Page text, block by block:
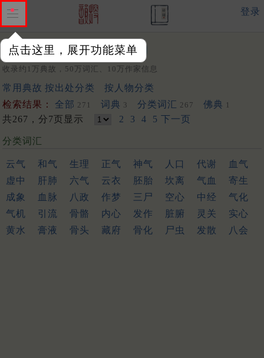
点击这里，展开功能菜单
登录
关键词：
收录约1万典故，50万词汇、10万作家信息
常用典故 按出处分类
按人物分类
检索结果：
全部 271 词典 3 分类词汇 267 佛典 1
共267，分7页显示 2 3 4 5 下一页
分类词汇
云气 和气 生理 正气 神气 人口 代谢
血气
虚中
肝肺 六气 云衣 胚胎 坎离 气血
寄生
成象
血脉 八政 作梦 三尸 空心 中经
气化
气机
引流 骨骼 内心 发作 脏腑 灵关
实心
黄水
膏液 骨头 藏府 骨化 尸虫 发散 八会